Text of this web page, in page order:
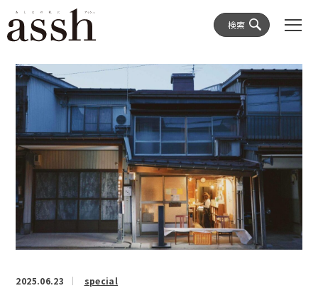
検索
2025.06.23 special